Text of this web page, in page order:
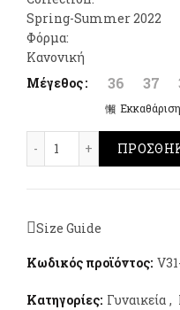
Spring-Summer 2022
Φόρμα:
Κανονική
Μέγεθος
36 37
Εκκαθάριση
Envie Shoes
Size Guide
Κωδικός προϊόντος:
Κατηγορίες: Γυναικεία ,